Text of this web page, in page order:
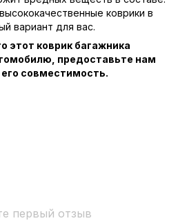
коврики в
вариант для вас.
этот коврик багажника
предоставьте нам
совместимость.
первый отзыв